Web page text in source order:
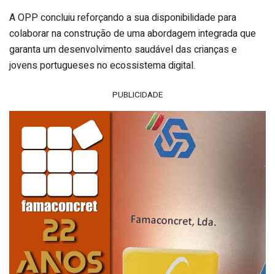
A OPP concluiu reforçando a sua disponibilidade para
colaborar na construção de uma abordagem integrada que
garanta um desenvolvimento saudável das crianças e
jovens portugueses no ecossistema digital.
PUBLICIDADE